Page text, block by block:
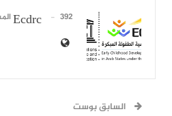
Ecdrc 392 المشاركات
السابق بوست